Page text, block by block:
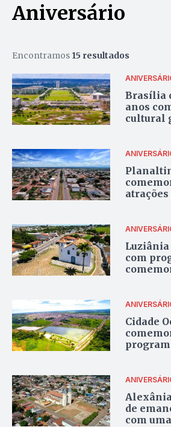
Aniversário
Encontramos 15 resultados
Brasília
anos
cultural
Luziânia
com
Cidade
de
com